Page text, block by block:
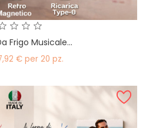
Frigo Musicale...
€ per 20 pz.